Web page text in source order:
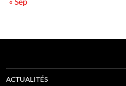
ACTUALITÉS